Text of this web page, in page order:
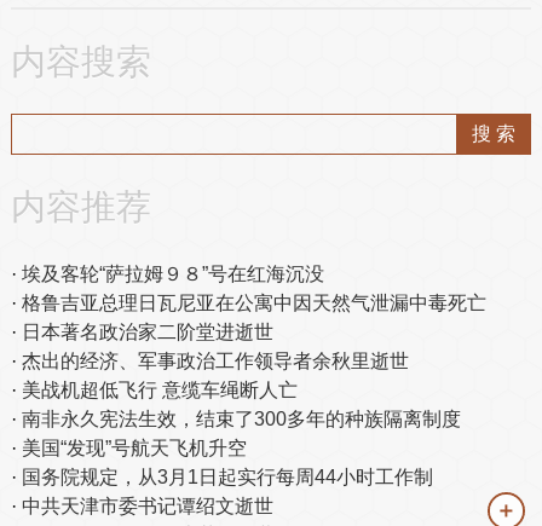
内容搜索
内容推荐
埃及客轮“萨拉姆９８”号在红海沉没
格鲁吉亚总理日瓦尼亚在公寓中因天然气泄漏中毒死亡
日本著名政治家二阶堂进逝世
杰出的经济、军事政治工作领导者余秋里逝世
美战机超低飞行 意缆车绳断人亡
南非永久宪法生效，结束了300多年的种族隔离制度
美国“发现”号航天飞机升空
国务院规定，从3月1日起实行每周44小时工作制
中共天津市委书记谭绍文逝世
＋